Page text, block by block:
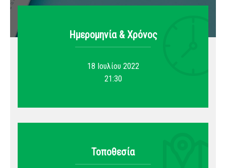
Ημερομηνία & Xρόνος
18 Ιουλίου 2022
21:30
Τοποθεσία